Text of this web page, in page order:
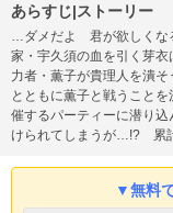
あらすじ|ストーリー
…ダメだよ 君が欲しく
家・宇久須の血を引く芽
力者・薫子が貴理人を潰
とともに薫子と戦うこと
催するパーティーに潜り
けられてしまうが…!? 累
▼無料